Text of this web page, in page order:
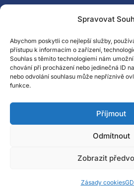
Spravovat
Abychom poskytli co nejlepší služby,
přístupu k informacím o zařízení,
Souhlas s těmito technologiemi nám
chování při procházení nebo jedinečná ID
nebo odvolání souhlasu může nepříznivě
funkce.
Příjmout
Odmítnout
Zobrazit
Zásady cookies
Sledujte nás
© Spectrasol s.r.o 2017 – 2025